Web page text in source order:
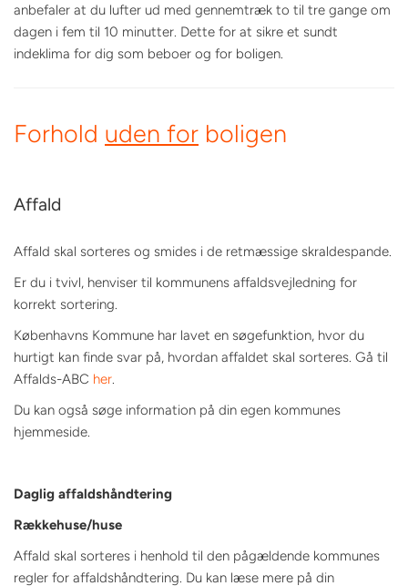
anbefaler at du lufter ud med gennemtræk to til tre gange om
dagen i fem til 10 minutter. Dette for at sikre et sundt
indeklima for dig som beboer og for boligen.
Forhold uden for boligen
Affald
Affald skal sorteres og smides i de retmæssige skraldespande.
Er du i tvivl, henviser til kommunens affaldsvejledning for
korrekt sortering.
Københavns Kommune har lavet en søgefunktion, hvor du
hurtigt kan finde svar på, hvordan affaldet skal sorteres. Gå til
Affalds-ABC her.
Du kan også søge information på din egen kommunes
hjemmeside.
Daglig affaldshåndtering
Rækkehuse/huse
Affald skal sorteres i henhold til den pågældende kommunes
regler for affaldshåndtering. Du kan læse mere på din